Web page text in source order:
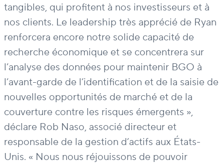
tangibles, qui profitent à nos investisseurs et à
nos clients. Le leadership très apprécié de Ryan
renforcera encore notre solide capacité de
recherche économique et se concentrera sur
l’analyse des données pour maintenir BGO à
l’avant-garde de l’identification et de la saisie de
nouvelles opportunités de marché et de la
couverture contre les risques émergents »,
déclare Rob Naso, associé directeur et
responsable de la gestion d’actifs aux États-
Unis. « Nous nous réjouissons de pouvoir